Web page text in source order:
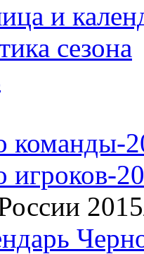
и
сезона
команды-
игроков-